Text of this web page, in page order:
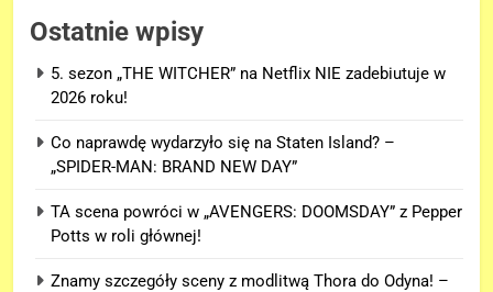
Ostatnie wpisy
5. sezon „THE WITCHER” na Netflix NIE zadebiutuje w
2026 roku!
Co naprawdę wydarzyło się na Staten Island? –
„SPIDER-MAN: BRAND NEW DAY”
TA scena powróci w „AVENGERS: DOOMSDAY” z Pepper
Potts w roli głównej!
Znamy szczegóły sceny z modlitwą Thora do Odyna! –